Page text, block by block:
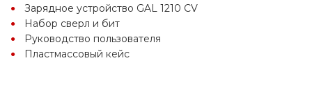
Зарядное устройство GAL 1210 CV
Набор сверл и бит
Руководство пользователя
Пластмассовый кейс